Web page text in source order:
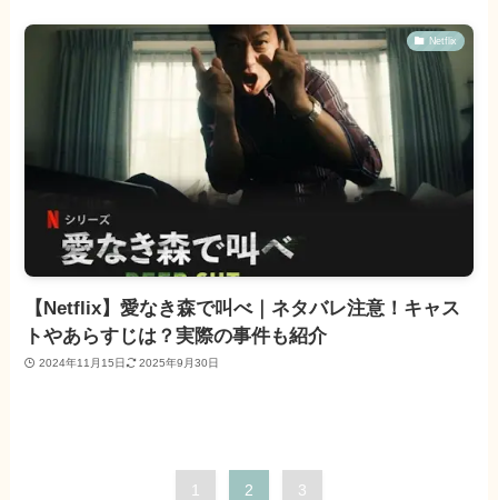
Netflix
【Netflix】愛なき森で叫べ｜ネタバレ注意！キャス
トやあらすじは？実際の事件も紹介
2024年11月15日 2025年9月30日
1 2 3